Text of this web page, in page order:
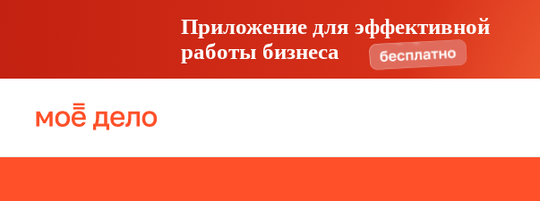
Приложение для эффективной
работы бизнеса